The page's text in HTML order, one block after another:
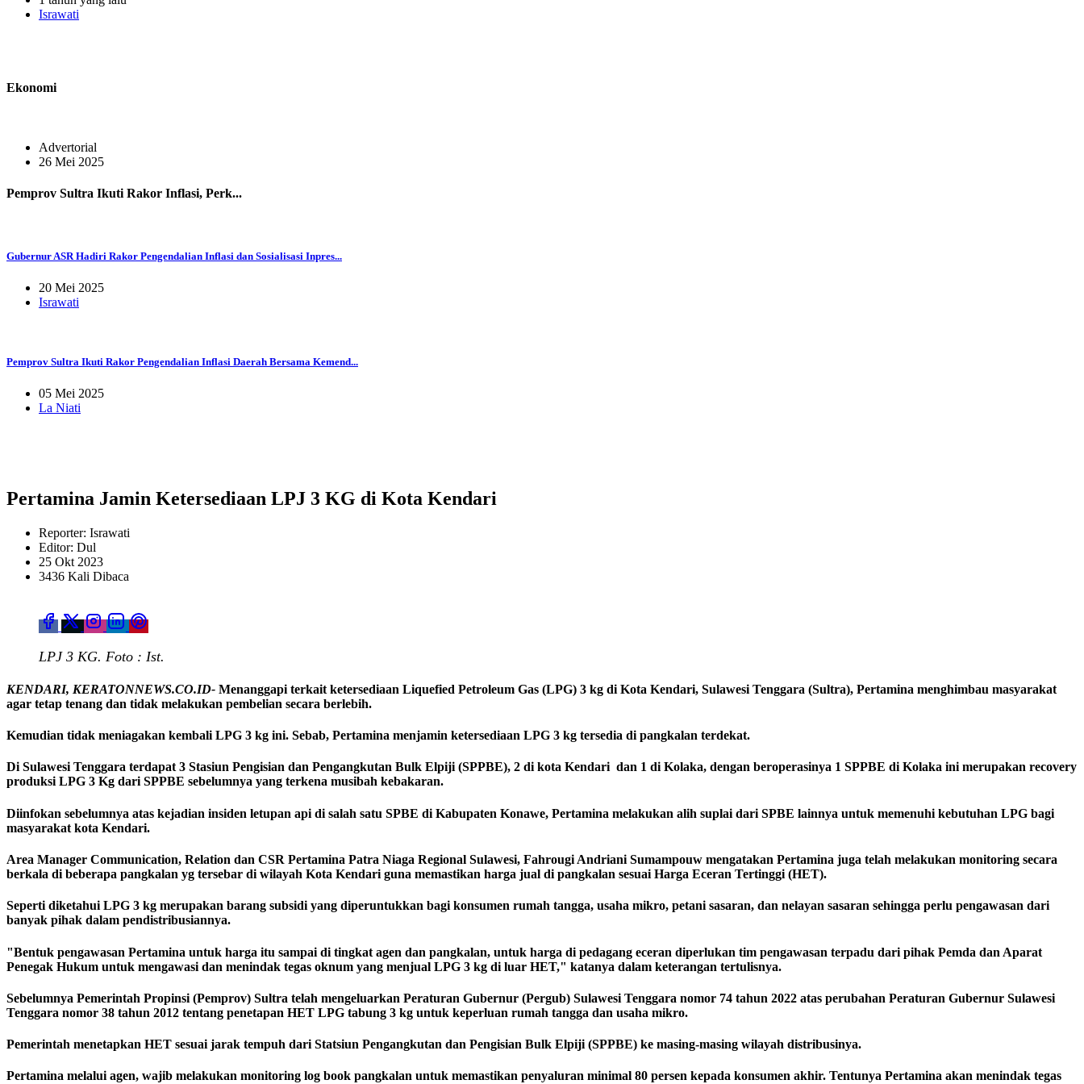
Israwati
Ekonomi
Advertorial
26 Mei 2025
Pemprov Sultra Ikuti Rakor Inflasi, Perk...
Gubernur ASR Hadiri Rakor Pengendalian Inflasi dan Sosialisasi Inpres...
20 Mei 2025
Israwati
Pemprov Sultra Ikuti Rakor Pengendalian Inflasi Daerah Bersama Kemend...
05 Mei 2025
La Niati
Pertamina Jamin Ketersediaan LPJ 3 KG di Kota Kendari
Reporter: Israwati
Editor: Dul
25 Okt 2023
3436 Kali Dibaca
LPJ 3 KG. Foto : Ist.
KENDARI, KERATONNEWS.CO.ID- Menanggapi terkait ketersediaan Liquefied Petroleum Gas (LPG) 3 kg di Kota Kendari, Sulawesi Tenggara (Sultra), Pertamina menghimbau masyarakat
agar tetap tenang dan tidak melakukan pembelian secara berlebih.
Kemudian tidak meniagakan kembali LPG 3 kg ini. Sebab, Pertamina menjamin ketersediaan LPG 3 kg tersedia di pangkalan terdekat.
Di Sulawesi Tenggara terdapat 3 Stasiun Pengisian dan Pengangkutan Bulk Elpiji (SPPBE), 2 di kota Kendari dan 1 di Kolaka, dengan beroperasinya 1 SPPBE di Kolaka ini merupakan recovery
produksi LPG 3 Kg dari SPPBE sebelumnya yang terkena musibah kebakaran.
Diinfokan sebelumnya atas kejadian insiden letupan api di salah satu SPBE di Kabupaten Konawe, Pertamina melakukan alih suplai dari SPBE lainnya untuk memenuhi kebutuhan LPG bagi
masyarakat kota Kendari.
Area Manager Communication, Relation dan CSR Pertamina Patra Niaga Regional Sulawesi, Fahrougi Andriani Sumampouw mengatakan Pertamina juga telah melakukan monitoring secara
berkala di beberapa pangkalan yg tersebar di wilayah Kota Kendari guna memastikan harga jual di pangkalan sesuai Harga Eceran Tertinggi (HET).
Seperti diketahui LPG 3 kg merupakan barang subsidi yang diperuntukkan bagi konsumen rumah tangga, usaha mikro, petani sasaran, dan nelayan sasaran sehingga perlu pengawasan dari
banyak pihak dalam pendistribusiannya.
"Bentuk pengawasan Pertamina untuk harga itu sampai di tingkat agen dan pangkalan, untuk harga di pedagang eceran diperlukan tim pengawasan terpadu dari pihak Pemda dan Aparat
Penegak Hukum untuk mengawasi dan menindak tegas oknum yang menjual LPG 3 kg di luar HET," katanya dalam keterangan tertulisnya.
Sebelumnya Pemerintah Propinsi (Pemprov) Sultra telah mengeluarkan Peraturan Gubernur (Pergub) Sulawesi Tenggara nomor 74 tahun 2022 atas perubahan Peraturan Gubernur Sulawesi
Tenggara nomor 38 tahun 2012 tentang penetapan HET LPG tabung 3 kg untuk keperluan rumah tangga dan usaha mikro.
Pemerintah menetapkan HET sesuai jarak tempuh dari Statsiun Pengangkutan dan Pengisian Bulk Elpiji (SPPBE) ke masing-masing wilayah distribusinya.
Pertamina melalui agen, wajib melakukan monitoring log book pangkalan untuk memastikan penyaluran minimal 80 persen kepada konsumen akhir. Tentunya Pertamina akan menindak tegas